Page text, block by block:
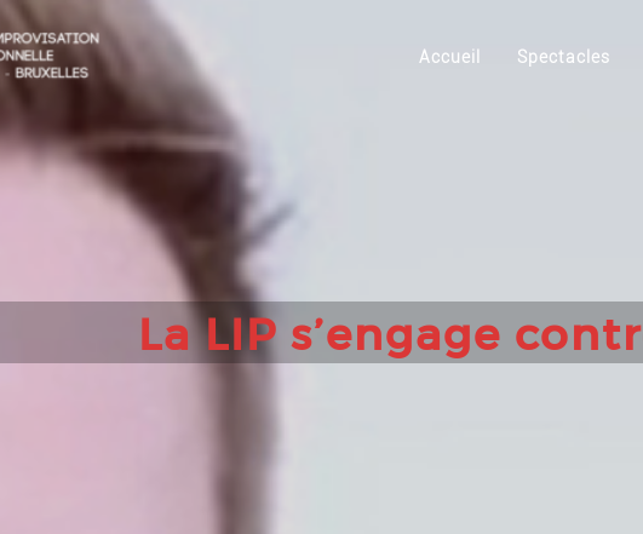
Accueil Spectacles
La LIP s’engage